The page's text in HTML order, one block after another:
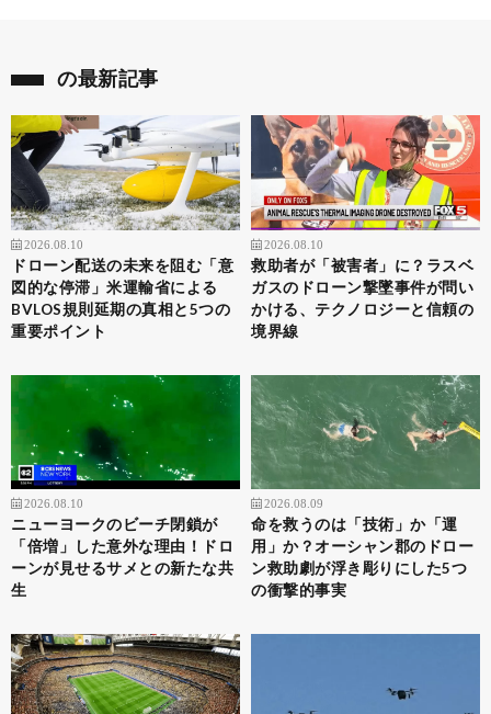
の最新記事
2026.08.10
ドローン配送の未来を阻む「意
図的な停滞」米運輸省による
BVLOS規則延期の真相と5つの
重要ポイント
2026.08.10
救助者が「被害者」に？ラスベ
ガスのドローン撃墜事件が問い
かける、テクノロジーと信頼の
境界線
2026.08.10
ニューヨークのビーチ閉鎖が
「倍増」した意外な理由！ドロ
ーンが見せるサメとの新たな共
生
2026.08.09
命を救うのは「技術」か「運
用」か？オーシャン郡のドロー
ン救助劇が浮き彫りにした5つ
の衝撃的事実